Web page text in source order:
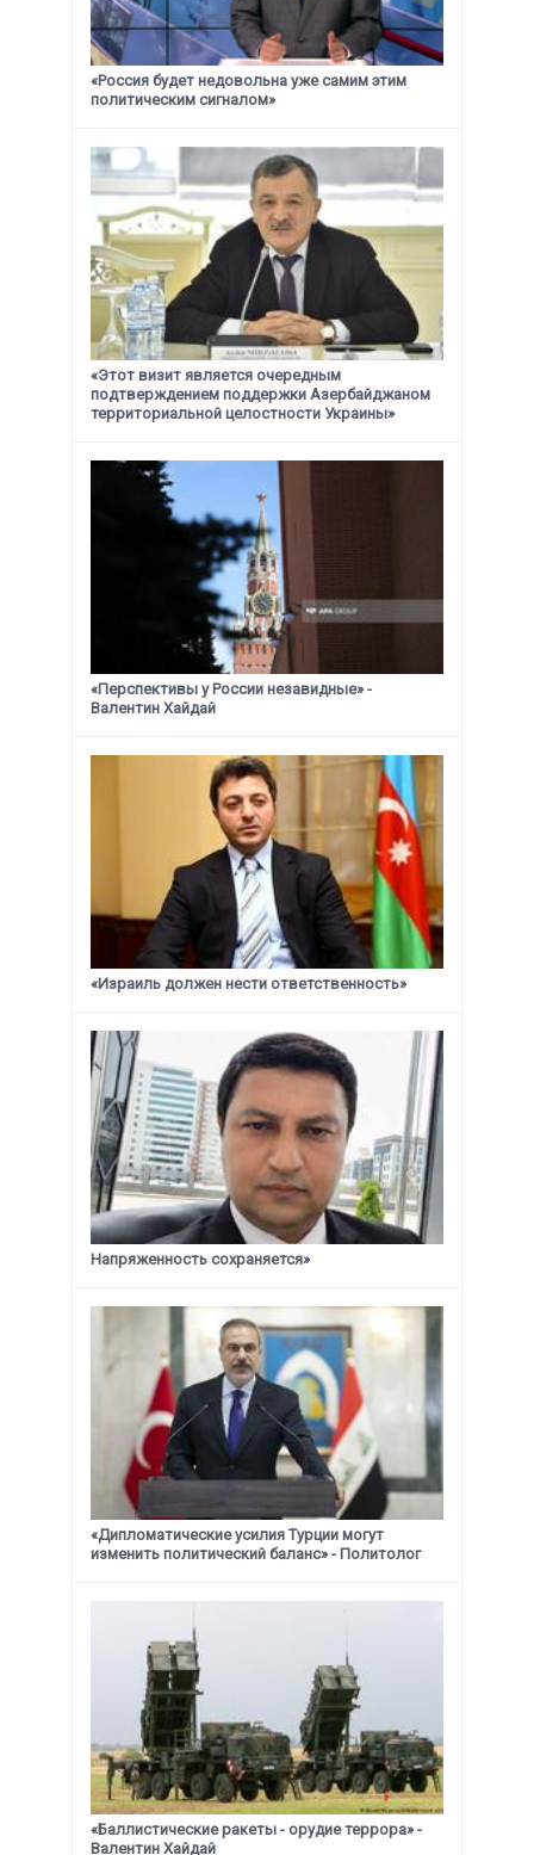
«Россия будет недовольна уже самим этим
политическим сигналом»
«Этот визит является очередным
подтверждением поддержки Азербайджаном
территориальной целостности Украины»
«Перспективы у России незавидные» -
Валентин Хайдай
«Израиль должен нести ответственность»
Напряженность сохраняется»
«Дипломатические усилия Турции могут
изменить политический баланс» - Политолог
«Баллистические ракеты - орудие террора» -
Валентин Хайдай